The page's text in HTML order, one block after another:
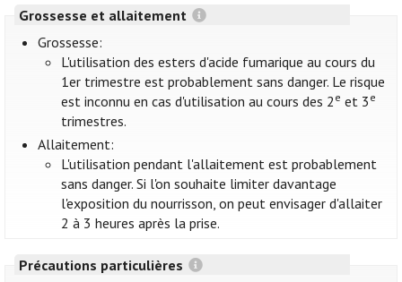
Grossesse et allaitement
Grossesse:
L'utilisation des esters d'acide fumarique au cours du
1er trimestre est probablement sans danger. Le risque
est inconnu en cas d'utilisation au cours des 2 e et 3 e
trimestres.
Allaitement:
L'utilisation pendant l'allaitement est probablement
sans danger. Si l'on souhaite limiter davantage
l'exposition du nourrisson, on peut envisager d'allaiter
2 à 3 heures après la prise.
Précautions particulières